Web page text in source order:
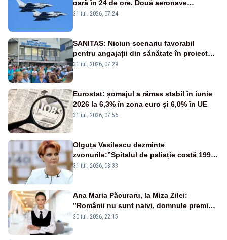
oară în 24 de ore. Două aeronave
Eurofighter britanice au fost ridicate de la
31 iul. 2026, 07:24
SANITAS: Niciun scenariu favorabil
pentru angajații din sănătate în proiectul
Legii salarizării
31 iul. 2026, 07:29
Eurostat: șomajul a rămas stabil în iunie
2026 la 6,3% în zona euro și 6,0% în UE
31 iul. 2026, 07:56
Olguța Vasilescu dezminte
zvonurile:”Spitalul de paliație costă 199
de milioane de euro, nu 500 de milioane”
31 iul. 2026, 08:33
Ana Maria Păcuraru, la Miza Zilei:
”Românii nu sunt naivi, domnule premier
Bolojan”
30 iul. 2026, 22:15